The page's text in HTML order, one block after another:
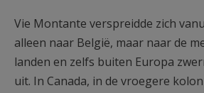
Vie Montante verspreidde zich
alleen naar België, maar naar de
landen en zelfs buiten Europa
uit. In Canada, in de vroegere